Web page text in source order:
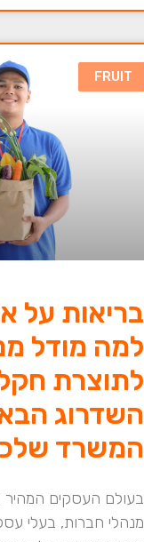
FRUIT
בריאות על
למה מודל
לתוצרת
השדרוג
המשרד
בעולם העסקים המהיר
מנהלי חברות, בעלי